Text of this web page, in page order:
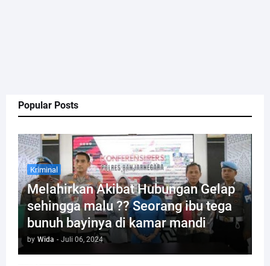
Popular Posts
Kriminal
Melahirkan Akibat Hubungan Gelap
sehingga malu ?? Seorang ibu tega
bunuh bayinya di kamar mandi
by Wida - Juli 06, 2024